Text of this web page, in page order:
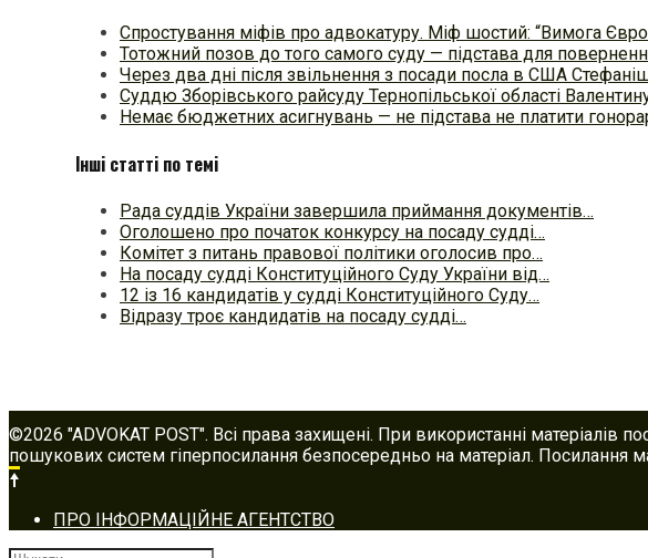
Спростування міфів про адвокатуру. Міф шостий: “Вимога
Тотожний позов до того самого суду — підстава для
Через два дні після звільнення з посади посла в США
Суддю Зборівського райсуду Тернопільської області
Немає бюджетних асигнувань — не підстава не платити
Інші статті по темі
Рада суддів України завершила приймання документів…
Оголошено про початок конкурсу на посаду судді…
Комітет з питань правової політики оголосив про…
На посаду судді Конституційного Суду України від…
12 із 16 кандидатів у судді Конституційного Суду…
Відразу троє кандидатів на посаду судді…
©2026 "ADVOKAT POST". Всі права захищені. При використанні матеріалів
пошукових систем гіперпосилання безпосередньо на матеріал. Посилання
Footer
navigation
ПРО ІНФОРМАЦІЙНЕ АГЕНТСТВО